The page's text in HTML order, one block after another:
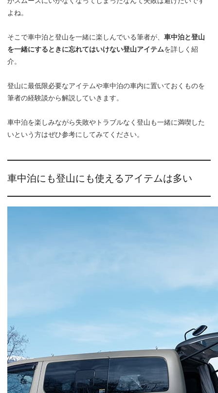
よね。
そこで車中泊と登山を一緒に楽しんでいる筆者が、 車中泊と登山
を一緒にするときに忘れてはいけない登山アイテムを詳しく紹
介。
登山に最低限必要なアイテムや車中泊の車内に置いておくものを
筆者の経験談から解説していきます。
車中泊を楽しみながら失敗やトラブルなく登山も一緒に満喫した
いという方はぜひ参考にしてみてください。
車中泊にも登山にも使えるアイテムは多い